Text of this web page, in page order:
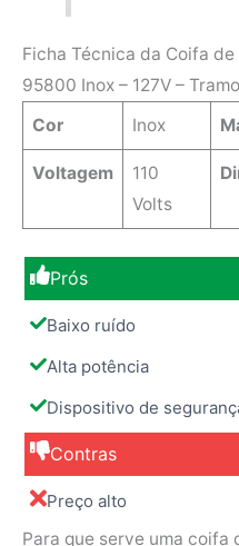
Ficha Técnica da Coifa
95800 Inox – 127V –
Cor
Inox
Voltagem
110
Volts
Prós
Baixo ruído
Alta potência
Dispositivo de
Contras
Preço alto
Para que serve uma coifa